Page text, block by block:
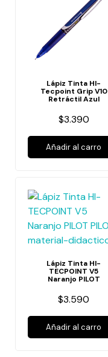
Lápiz Tinta HI-
Tecpoint Grip V10
Retráctil Azul
$3.390
Añadir al carro
Lápiz Tinta HI-
TECPOINT V5
Naranjo PILOT
$3.590
Añadir al carro